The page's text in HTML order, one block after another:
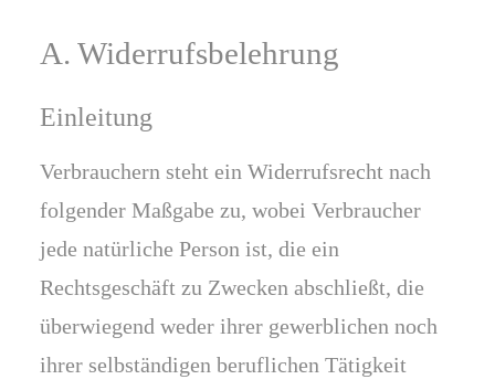
A. Widerrufsbelehrung
Einleitung
Verbrauchern steht ein Widerrufsrecht nach
folgender Maßgabe zu, wobei Verbraucher
jede natürliche Person ist, die ein
Rechtsgeschäft zu Zwecken abschließt, die
überwiegend weder ihrer gewerblichen noch
ihrer selbständigen beruflichen Tätigkeit